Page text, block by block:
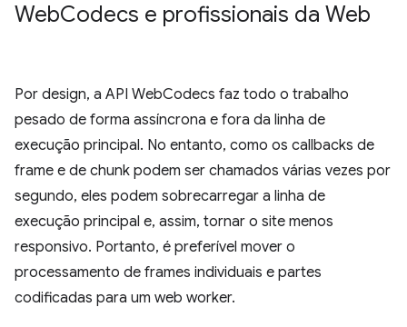
WebCodecs e profissionais da Web
Por design, a API WebCodecs faz todo o trabalho
pesado de forma assíncrona e fora da linha de
execução principal. No entanto, como os callbacks de
frame e de chunk podem ser chamados várias vezes por
segundo, eles podem sobrecarregar a linha de
execução principal e, assim, tornar o site menos
responsivo. Portanto, é preferível mover o
processamento de frames individuais e partes
codificadas para um web worker.